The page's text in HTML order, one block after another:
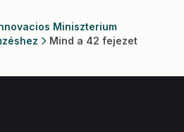
Miniszterium
Mind a 42 fejezet